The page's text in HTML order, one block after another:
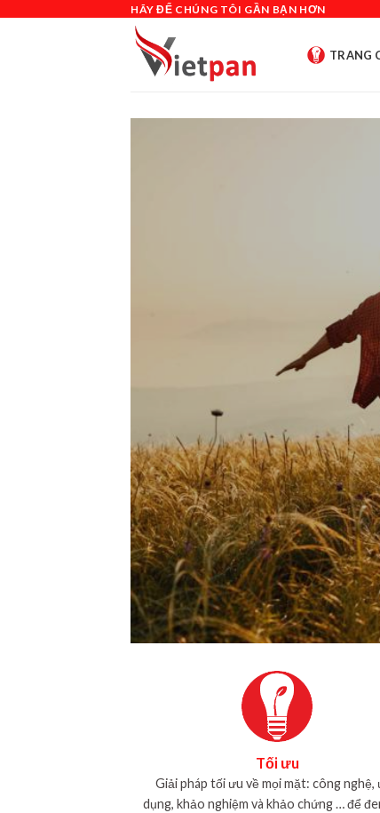
HÃY ĐỂ CHÚNG TÔI GẦN BẠN HƠN
TRANG
Tối ưu
Giải pháp tối ưu về mọi mặt: công nghệ,
dụng, khảo nghiệm và khảo chứng … để